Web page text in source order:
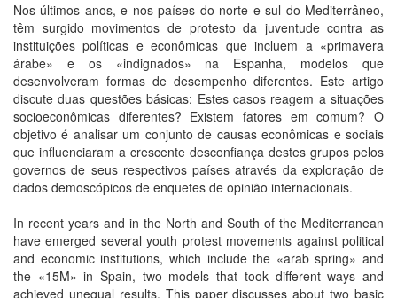
Nos últimos anos, e nos países do norte e sul do Mediterrâneo,
têm surgido movimentos de protesto da juventude contra as
instituições políticas e econômicas que incluem a «primavera
árabe» e os «indignados» na Espanha, modelos que
desenvolveram formas de desempenho diferentes. Este artigo
discute duas questões básicas: Estes casos reagem a situações
socioeconômicas diferentes? Existem fatores em comum? O
objetivo é analisar um conjunto de causas econômicas e sociais
que influenciaram a crescente desconfiança destes grupos pelos
governos de seus respectivos países através da exploração de
dados demoscópicos de enquetes de opinião internacionais.
In recent years and in the North and South of the Mediterranean
have emerged several youth protest movements against political
and economic institutions, which include the «arab spring» and
the «15M» in Spain, two models that took different ways and
achieved unequal results. This paper discusses about two basic